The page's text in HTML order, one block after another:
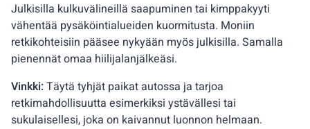
Julkisilla kulkuvälineillä saapuminen tai kimppakyyti
vähentää pysäköintialueiden kuormitusta. Moniin
retkikohteisiin pääsee nykyään myös julkisilla. Samalla
pienennät omaa hiilijalanjälkeäsi.
Vinkki:Täytä tyhjät paikat autossa ja tarjoa
retkimahdollisuutta esimerkiksi ystävällesi tai
sukulaisellesi, joka on kaivannut luonnon helmaan.